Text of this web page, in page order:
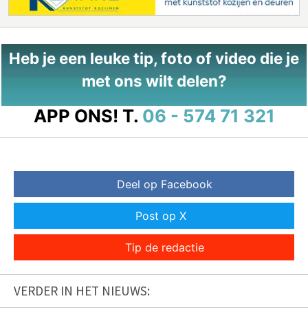
Heb je een leuke tip, foto of video die je
met ons wilt delen?
APP ONS! T. 06 - 574 71 321
Deel op Facebook
Post op X
Tip de redactie
VERDER IN HET NIEUWS: